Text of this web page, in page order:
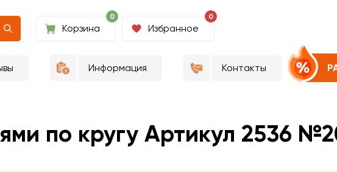
0
Корзина
0
Избранное
Информация Контакты
по кругу Артикул 2536